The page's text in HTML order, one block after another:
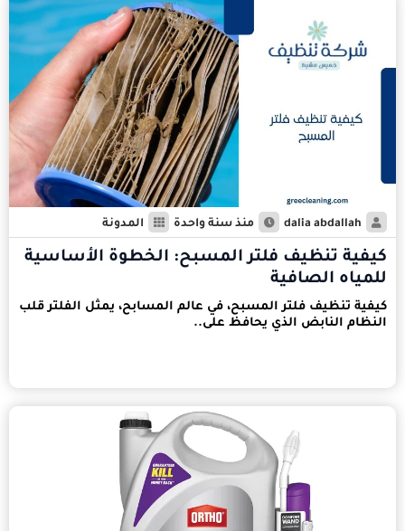
dalia abdallah منذ سنة واحدة المدونة
كيفية تنظيف فلتر المسبح: الخطوة الأساسية
للمياه الصافية
كيفية تنظيف فلتر المسبح، في عالم المسابح، يمثل الفلتر قلب
النظام النابض الذي يحافظ على..